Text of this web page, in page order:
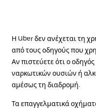
Η Uber δεν ανέχεται τη
από τους οδηγούς που
Αν πιστεύετε ότι ο
ναρκωτικών ουσιών ή
αμέσως τη διαδρομή.
Τα επαγγελματικά